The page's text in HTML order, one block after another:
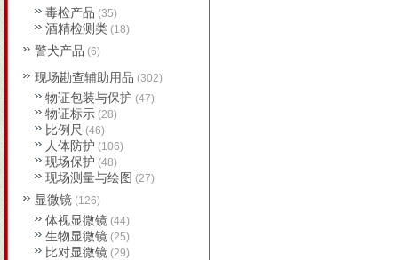
毒检产品 (35)
酒精检测类 (18)
警犬产品 (6)
现场勘查辅助用品 (302)
物证包装与保护 (47)
物证标示 (28)
比例尺 (46)
人体防护 (106)
现场保护 (48)
现场测量与绘图 (27)
显微镜 (126)
体视显微镜 (44)
生物显微镜 (25)
比对显微镜 (29)